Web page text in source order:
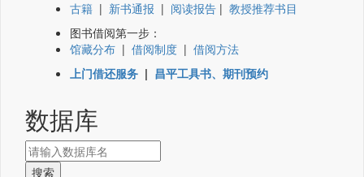
古籍 | 新书通报 | 阅读报告 | 教授推荐书目
图书借阅第一步：
馆藏分布 | 借阅制度 | 借阅方法
上门借还服务 | 昌平工具书、期刊预约
数据库